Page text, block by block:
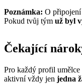
Poznámka: O připojení
Pokud tvůj tým už byl
Čekající
Pro každý profil
aktivní vždy jen jedna